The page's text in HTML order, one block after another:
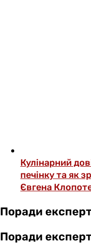
Кулінарний
печінку та як
Євгена
Поради
Поради